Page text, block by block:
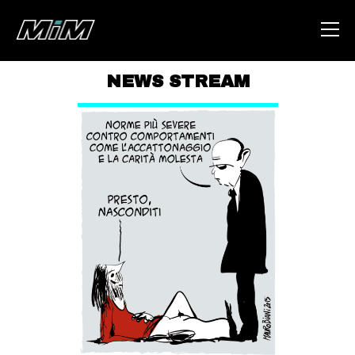
ABOUT
AREA
DEGENERAZIONE
CSOA LAMBRETTA
STUDENTI TSUNAMI
ZAM
NEWS STREAM